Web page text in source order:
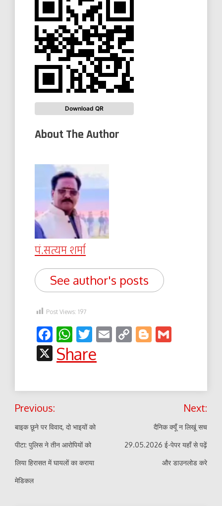
Download QR
About The Author
पं.सत्यम शर्मा
See author's posts
Post Views: 197
Facebook
WhatsApp
Twitter
EmailCopyBlogger
X
Share
Post
navigation
Previous:
बाइक छूने पर विवाद, दो भाइयों को
पीटा: पुलिस ने तीन आरोपियों को
लिया हिरासत में घायलों का कराया
मेडिकल
Next:
दैनिक क्यूँ न लिखूं सच
29.05.2026 ई-पेपर यहाँ से पढ़ें
और डाउनलोड करे